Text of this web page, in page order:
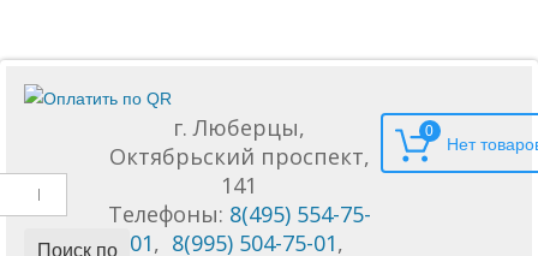
Поиск по
г. Люберцы,
Октябрьский проспект,
141
Телефоны: 8(495) 554-75-
01, 8(995) 504-75-01,
0